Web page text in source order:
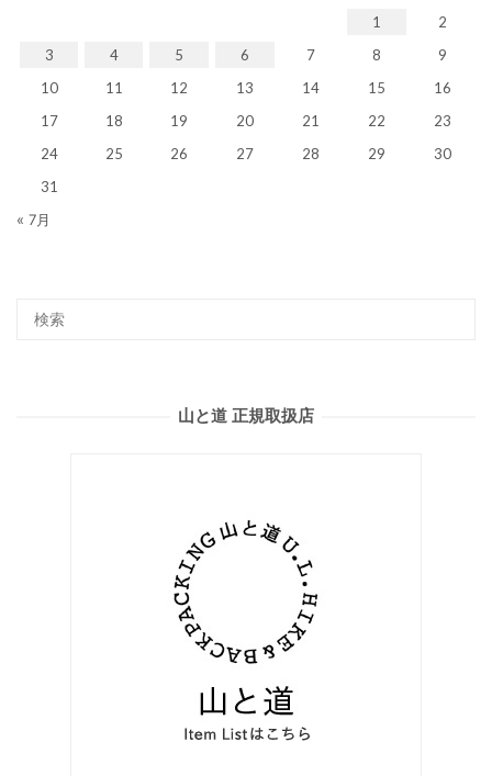
1
2
3
4 5 6 7 8
9
10
11 12 13 14 15
16
17
18 19 20 21 22
23
24
25 26 27 28 29
30
31
« 7月
山と道 正規取扱店